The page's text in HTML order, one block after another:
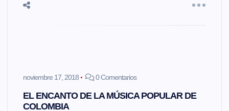
noviembre 17, 2018 0 Comentarios
EL ENCANTO DE LA MÚSICA POPULAR DE
COLOMBIA